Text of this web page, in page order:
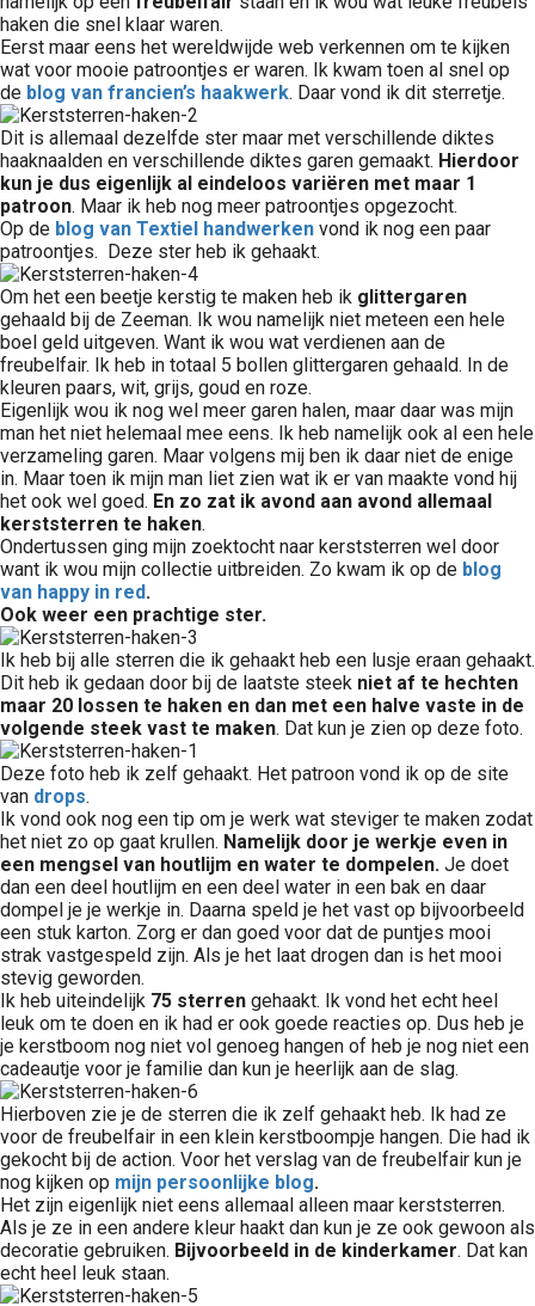
haken die snel klaar waren.
Eerst maar eens het wereldwijde web verkennen om te kijken
wat voor mooie patroontjes er waren. Ik kwam toen al snel op
de blog van francien’s haakwerk. Daar vond ik dit sterretje.
Dit is allemaal dezelfde ster maar met verschillende diktes
haaknaalden en verschillende diktes garen gemaakt. Hierdoor
kun je dus eigenlijk al eindeloos variëren met maar 1
patroon. Maar ik heb nog meer patroontjes opgezocht.
Op de blog van Textiel handwerken vond ik nog een paar
patroontjes. Deze ster heb ik gehaakt.
Om het een beetje kerstig te maken heb ik glittergaren
gehaald bij de Zeeman. Ik wou namelijk niet meteen een hele
boel geld uitgeven. Want ik wou wat verdienen aan de
freubelfair. Ik heb in totaal 5 bollen glittergaren gehaald. In de
kleuren paars, wit, grijs, goud en roze.
Eigenlijk wou ik nog wel meer garen halen, maar daar was mijn
man het niet helemaal mee eens. Ik heb namelijk ook al een hele
verzameling garen. Maar volgens mij ben ik daar niet de enige
in. Maar toen ik mijn man liet zien wat ik er van maakte vond hij
het ook wel goed. En zo zat ik avond aan avond allemaal
kerststerren te haken.
Ondertussen ging mijn zoektocht naar kerststerren wel door
want ik wou mijn collectie uitbreiden. Zo kwam ik op de blog
van happy in red.
Ook weer een prachtige ster.
Ik heb bij alle sterren die ik gehaakt heb een lusje eraan gehaakt.
Dit heb ik gedaan door bij de laatste steek niet af te hechten
maar 20 lossen te haken en dan met een halve vaste in de
volgende steek vast te maken. Dat kun je zien op deze foto.
Deze foto heb ik zelf gehaakt. Het patroon vond ik op de site
van drops.
Ik vond ook nog een tip om je werk wat steviger te maken zodat
het niet zo op gaat krullen. Namelijk door je werkje even in
een mengsel van houtlijm en water te dompelen. Je doet
dan een deel houtlijm en een deel water in een bak en daar
dompel je je werkje in. Daarna speld je het vast op bijvoorbeeld
een stuk karton. Zorg er dan goed voor dat de puntjes mooi
strak vastgespeld zijn. Als je het laat drogen dan is het mooi
stevig geworden.
Ik heb uiteindelijk 75 sterren gehaakt. Ik vond het echt heel
leuk om te doen en ik had er ook goede reacties op. Dus heb je
je kerstboom nog niet vol genoeg hangen of heb je nog niet een
cadeautje voor je familie dan kun je heerlijk aan de slag.
Hierboven zie je de sterren die ik zelf gehaakt heb. Ik had ze
voor de freubelfair in een klein kerstboompje hangen. Die had ik
gekocht bij de action. Voor het verslag van de freubelfair kun je
nog kijken op mijn persoonlijke blog.
Het zijn eigenlijk niet eens allemaal alleen maar kerststerren.
Als je ze in een andere kleur haakt dan kun je ze ook gewoon als
decoratie gebruiken. Bijvoorbeeld in de kinderkamer. Dat kan
echt heel leuk staan.